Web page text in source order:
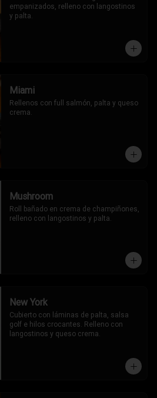
empanizados, relleno con langostinos
y palta.
Miami
Rellenos con full salmón, palta y queso
crema.
Mushroom
Roll bañado en crema de champiñones,
relleno con langostinos y palta.
New York
Cubierto con láminas de palta, salsa
golf e hilos crocantes. Relleno con
langostinos y queso crema.